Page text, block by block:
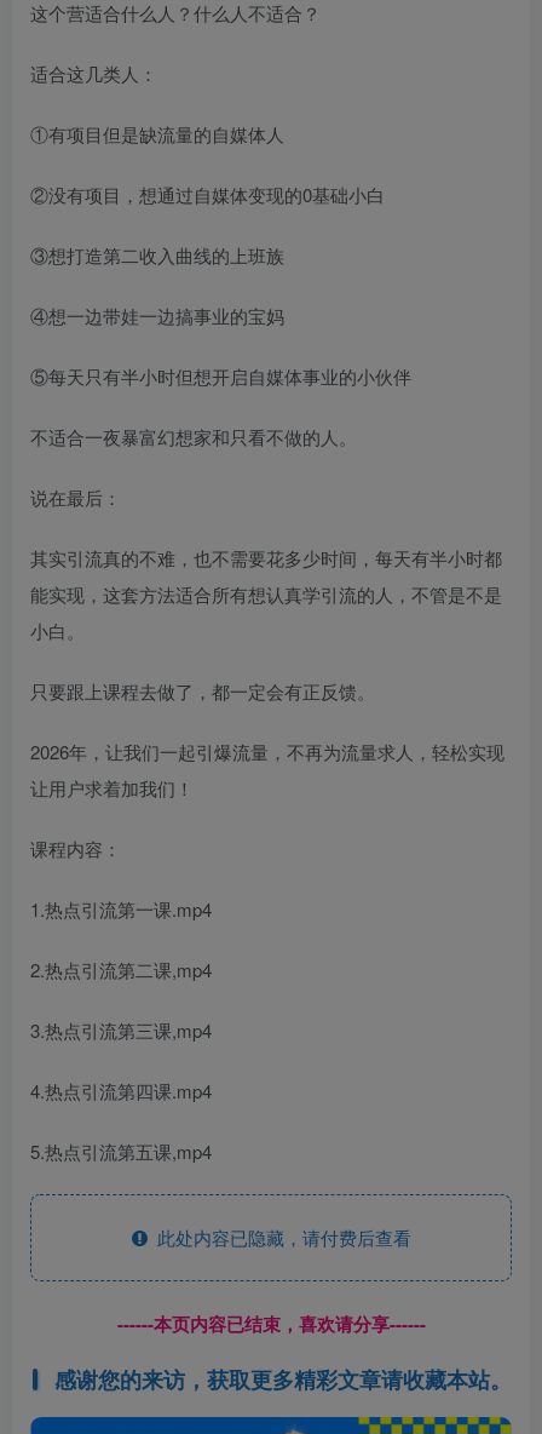
这个营适合什么人？什么人不适合？​
适合这几类人：​
①有项目但是缺流量的自媒体人​
②没有项目，想通过自媒体变现的0基础小白​
③想打造第二收入曲线的上班族​
④想一边带娃一边搞事业的宝妈​
⑤每天只有半小时但想开启自媒体事业的小伙伴​
不适合一夜暴富幻想家和只看不做的人。​
说在最后：​
其实引流真的不难，也不需要花多少时间，每天有半小时都
能实现，这套方法适合所有想认真学引流的人，不管是不是
小白。​
只要跟上课程去做了，都一定会有正反馈。​
2026年，让我们一起引爆流量，不再为流量求人，轻松实现
让用户求着加我们！
课程内容：
1.热点引流第一课.mp4
2.热点引流第二课,mp4
3.热点引流第三课,mp4
4.热点引流第四课.mp4
5.热点引流第五课,mp4
此处内容已隐藏，请付费后查看
------本页内容已结束，喜欢请分享------
感谢您的来访，获取更多精彩文章请收藏本站。